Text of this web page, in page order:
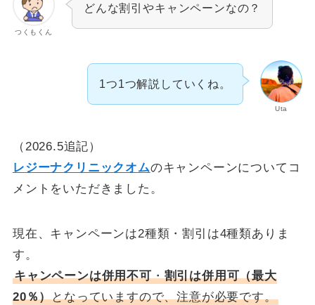
つくもくん
どんな割引やキャンペーンなの？
Uta
1つ1つ解説していくね。
（2026.5追記）
レジーナクリニックオムのキャンペーンについてコ
メントをいただきました。
現在、キャンペーンは2種類・割引は4種類ありま
す。
キャンペーンは併用不可・割引は併用可（最大
20％）となっていますので、注意が必要です。